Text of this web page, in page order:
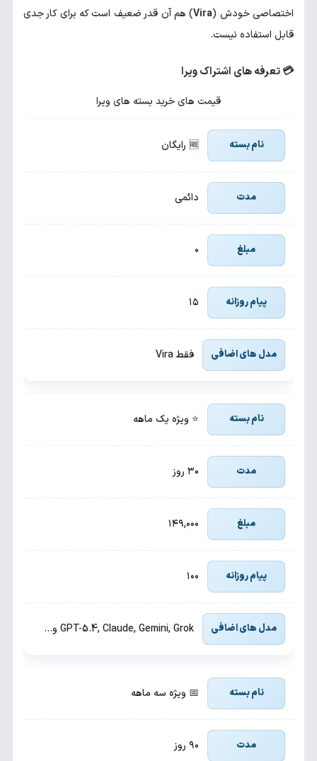
اختصاصی خودش (Vira) هم آن قدر ضعیف است که برای کار جدی
قابل استفاده نیست.
💳 تعرفه های اشتراک ویرا
قیمت های خرید بسته های ویرا
🆓 رایگان
دائمی
۰
۱۵
فقط Vira
⭐ ویژه یک ماهه
۳۰ روز
۱۴۹,۰۰۰
۱۰۰
GPT-5.4, Claude, Gemini, Grok و…
📅 ویژه سه ماهه
۹۰ روز